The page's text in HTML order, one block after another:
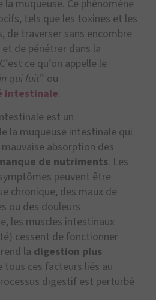
muqueuse. Ce phénomène
tels que les toxines et les
de traverser sans encombre
de pénétrer dans la
ce qu’on appelle le
qui fuit” ou
intestinale.
est un
la muqueuse intestinale qui
absorption des
de nutriments. Les
peuvent être
chronique, des maux de
ou des douleurs
les muscles intestinaux
cessent de fonctionner
la digestion plus
tous ces facteurs liés au
digestif est perturbé